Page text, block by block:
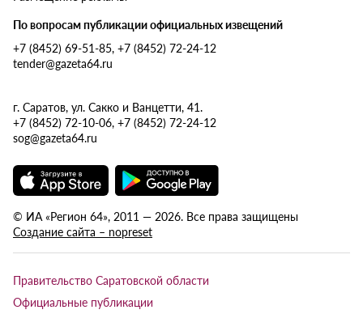
По вопросам публикации официальных извещений
+7 (8452) 69-51-85, +7 (8452) 72-24-12
tender@gazeta64.ru
г. Саратов, ул. Сакко и Ванцетти, 41.
+7 (8452) 72-10-06, +7 (8452) 72-24-12
sog@gazeta64.ru
© ИА «Регион 64», 2011 — 2026. Все права защищены
Создание сайта – nopreset
Правительство Саратовской области
Официальные публикации